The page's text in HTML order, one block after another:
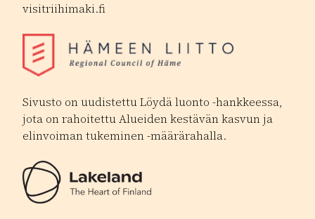
visitriihimaki.fi
Sivusto on uudistettu Löydä luonto -hankkeessa,
jota on rahoitettu Alueiden kestävän kasvun ja
elinvoiman tukeminen -määrärahalla.